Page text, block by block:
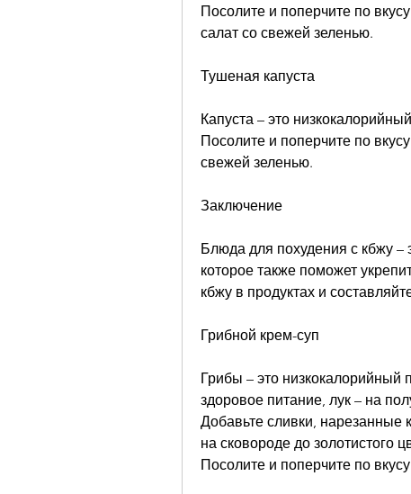
Посолите и поперчите по
салат со свежей зеленью.
Тушеная капуста
Капуста – это
Посолите и поперчите по
свежей зеленью.
Заключение
Блюда для похудения с кбжу
которое также поможет
кбжу в продуктах и
Грибной крем-суп
Грибы – это
здоровое питание, лук – на
Добавьте сливки, нарезанные
на сковороде до золотистого
Посолите и поперчите по